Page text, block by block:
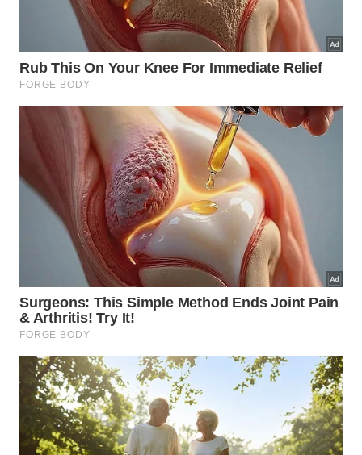
culinária coreana oferece um cardápio que
funciona como tratamento de beleza em cada
refeição. Não é coincidência que a população da
de envelhecimento precoce da pele no mundo. Os
consumidos diariamente fornecem os
nutrientes que a pele precisa para se renovar e se
proteger: